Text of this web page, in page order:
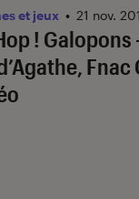
! Galopons
Fnac
et jeux • 21 nov.